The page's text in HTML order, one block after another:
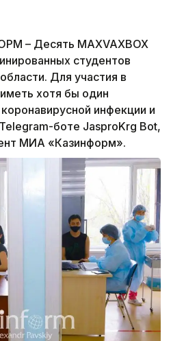
– Десять MAXVAXBOX
студентов
Для участия в
хотя бы один
инфекции и
боте JasproKrg Bot,
МИА «Казинформ».